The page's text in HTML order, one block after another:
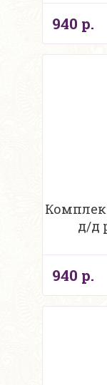
940 р.
д/д
940 р.